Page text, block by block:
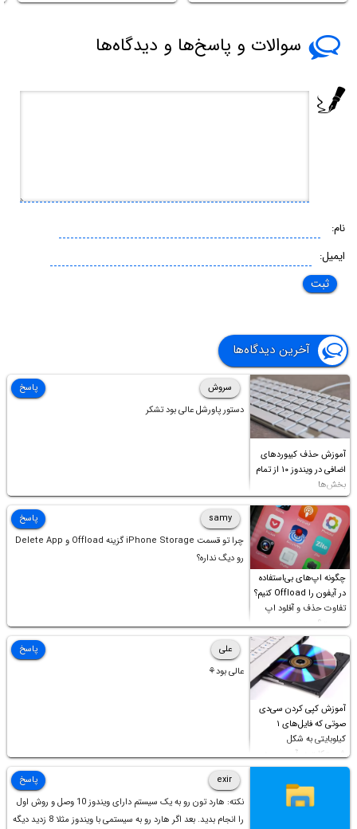
سوالات و پاسخ‌ها و دیدگاه‌ها
نام:
ایمیل:
آخرین دیدگاه‌ها
آموزش حذف کیبوردهای
اضافی در ویندوز ۱۰ از تمام
بخش‌ها
سروش
دستور پاورشل عالی بود تشکر
پاسخ
چگونه اپ‌های بی‌استفاده
در آیفون را Offload کنیم؟
تفاوت حذف و آفلود اپ
چیست؟
samy
چرا تو قسمت iPhone Storage گزینه Offload و Delete App
رو دیگ نداره؟
پاسخ
آموزش کپی کردن سی‌دی
صوتی که فایل‌های ۱
کیلوبایتی به شکل
شورت‌کات در آن موجود
است!
علی
عالی بود⚘
پاسخ
exir
نکته: هارد تون رو به یک سیستم دارای ویندوز 10 وصل و روش اول
را انجام بدید. بعد اگر هارد رو به سیستمی با ویندوز مثلا 8 زدید دیگه
پاسخ